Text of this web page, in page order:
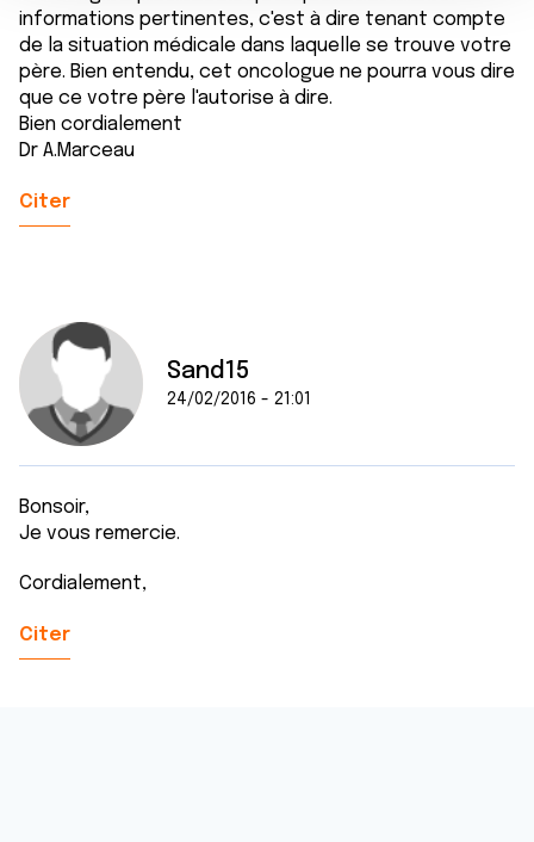
notre site avec nos partenaires de médias sociaux, de
publicité et d'analyse, qui peuvent combiner celles-ci
avec d'autres informations que vous leur avez fournies
ou qu'ils ont collectées lors de votre utilisation de leurs
services.
informations pertinentes, c'est à dire tenant compte
de la situation médicale dans laquelle se trouve votre
père. Bien entendu, cet oncologue ne pourra vous dire
que ce votre père l'autorise à dire.
Bien cordialement
Dr A.Marceau
Citer
Sand15
24/02/2016 - 21:01
Bonsoir,
Je vous remercie.
Cordialement,
Citer